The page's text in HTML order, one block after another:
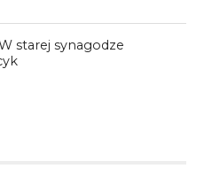
starej synagodze